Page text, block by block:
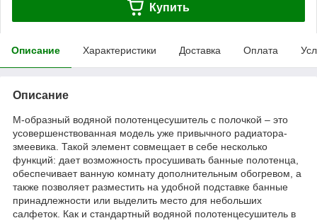
Купить
Описание Характеристики Доставка Оплата
Описание
М-образный водяной полотенцесушитель с полочкой – это
усовершенствованная модель уже привычного радиатора-
змеевика. Такой элемент совмещает в себе несколько
функций: дает возможность просушивать банные полотенца,
обеспечивает ванную комнату дополнительным обогревом, а
также позволяет разместить на удобной подставке банные
принадлежности или выделить место для небольших
салфеток. Как и стандартный водяной полотенцесушитель в